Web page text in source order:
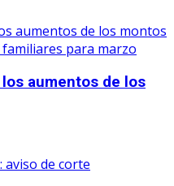
aumentos de los